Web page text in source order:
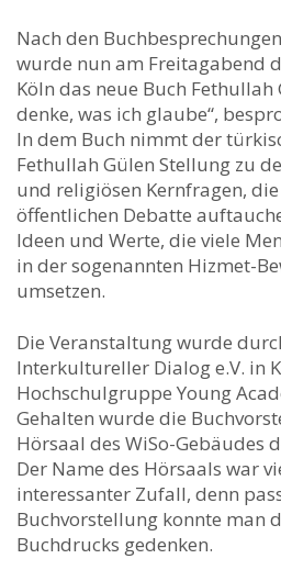
Nach den
wurde nun am Freitagabend
Köln das neue Buch Fethullah
denke, was ich glaube“,
In dem Buch nimmt der
Fethullah Gülen Stellung zu
und religiösen Kernfragen,
öffentlichen Debatte
Ideen und Werte, die viele
in der sogenannten Hizmet-
umsetzen.
Die Veranstaltung wurde
Interkultureller Dialog e.V. in
Hochschulgruppe Young
Gehalten wurde die
Hörsaal des WiSo-Gebäudes
Der Name des Hörsaals war
interessanter Zufall, denn
Buchvorstellung konnte man
Buchdrucks gedenken.